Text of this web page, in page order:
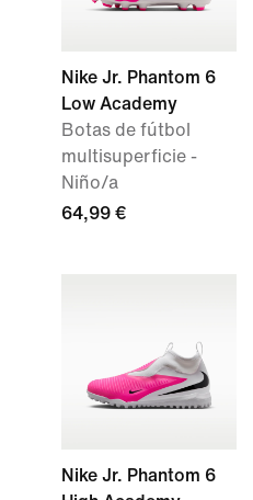
Nike Jr. Phantom 6
Low Academy
Botas de fútbol
multisuperficie -
Niño/a
64,99 €
Nike Jr. Phantom 6